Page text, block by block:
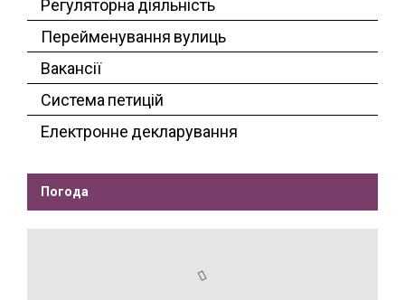
Регуляторна діяльність
Перейменування вулиць
Вакансії
Система петицій
Електронне декларування
Погода